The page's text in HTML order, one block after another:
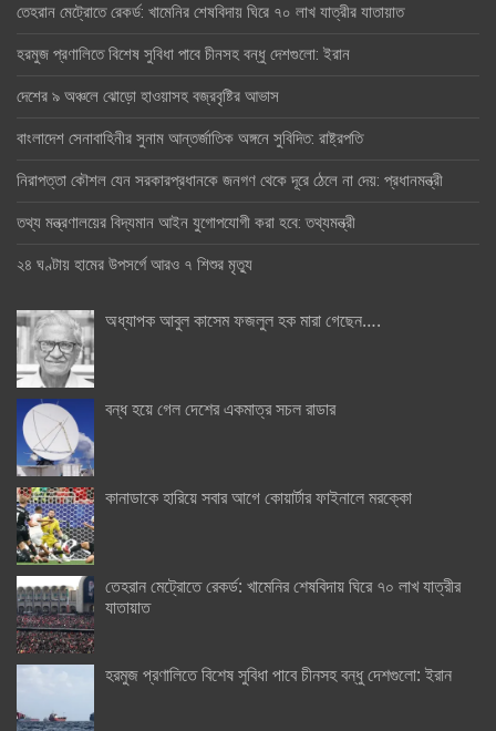
তেহরান মেট্রোতে রেকর্ড: খামেনির শেষবিদায় ঘিরে ৭০ লাখ যাত্রীর যাতায়াত
হরমুজ প্রণালিতে বিশেষ সুবিধা পাবে চীনসহ বন্ধু দেশগুলো: ইরান
দেশের ৯ অঞ্চলে ঝোড়ো হাওয়াসহ বজ্রবৃষ্টির আভাস
বাংলাদেশ সেনাবাহিনীর সুনাম আন্তর্জাতিক অঙ্গনে সুবিদিত: রাষ্ট্রপতি
নিরাপত্তা কৌশল যেন সরকারপ্রধানকে জনগণ থেকে দূরে ঠেলে না দেয়: প্রধানমন্ত্রী
তথ্য মন্ত্রণালয়ের বিদ্যমান আইন যুগোপযোগী করা হবে: তথ্যমন্ত্রী
২৪ ঘণ্টায় হামের উপসর্গে আরও ৭ শিশুর মৃত্যু
অধ্যাপক আবুল কাসেম ফজলুল হক মারা গেছেন….
বন্ধ হয়ে গেল দেশের একমাত্র সচল রাডার
কানাডাকে হারিয়ে সবার আগে কোয়ার্টার ফাইনালে মরক্কো
তেহরান মেট্রোতে রেকর্ড: খামেনির শেষবিদায় ঘিরে ৭০ লাখ যাত্রীর
যাতায়াত
হরমুজ প্রণালিতে বিশেষ সুবিধা পাবে চীনসহ বন্ধু দেশগুলো: ইরান